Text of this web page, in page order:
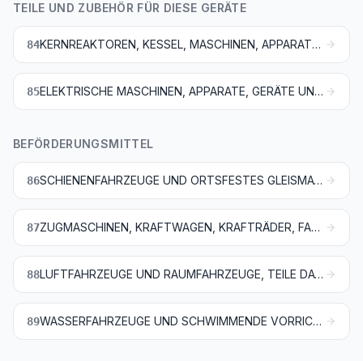
TEILE UND ZUBEHÖR FÜR DIESE GERÄTE
84 KERNREAKTOREN, KESSEL, MASCHINEN, APPARATE UND MECHANISCHE GERÄTE; TEILE DAVON
85 ELEKTRISCHE MASCHINEN, APPARATE, GERÄTE UND ANDERE ELEKTROTECHNISCHE WAREN, TEILE DAVON; TONAUFNAHME- ODER TONWIEDERGABEGERÄTE, BILD- UND TONAUFZEICHNUNGS- ODER -WIEDERGABEGERÄTE, FÜR DAS FERNSEHEN, TEILE UND ZUBEHÖR FÜR DIESE GERÄTE
BEFÖRDERUNGSMITTEL
86 SCHIENENFAHRZEUGE UND ORTSFESTES GLEISMATERIAL, TEILE DAVON; MECHANISCHE (AUCH ELEKTROMECHANISCHE) SIGNALGERÄTE FÜR VERKEHRSWEGE
87 ZUGMASCHINEN, KRAFTWAGEN, KRAFTRÄDER, FAHRRÄDER UND ANDERE NICHT SCHIENENGEBUNDENE LANDFAHRZEUGE, TEILE DAVON UND ZUBEHÖR
88 LUFTFAHRZEUGE UND RAUMFAHRZEUGE, TEILE DAVON
89 WASSERFAHRZEUGE UND SCHWIMMENDE VORRICHTUNGEN